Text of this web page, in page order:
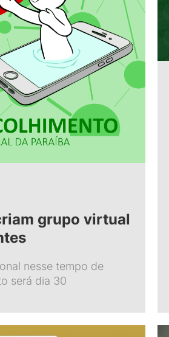
grupo virtual
nesse tempo de
será dia 30